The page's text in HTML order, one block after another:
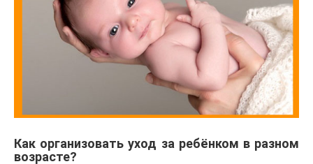
Как организовать уход за ребёнком в разном
возрасте?